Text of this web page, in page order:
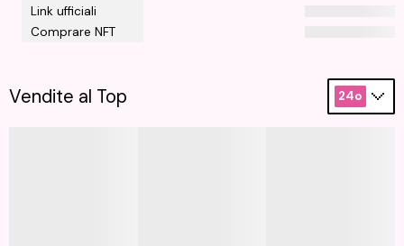
Link ufficiali
Comprare NFT
Vendite al Top 24o